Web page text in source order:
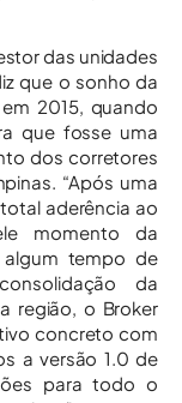
das unidades
que o sonho da
2015, quando
que fosse uma
dos corretores
“Após uma
aderência ao
momento da
tempo de
da
região, o Broker
concreto com
a versão 1.0 de
para todo o